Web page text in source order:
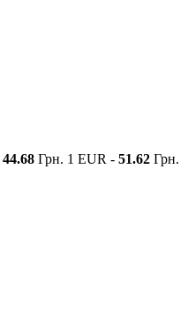
44.68 Грн. 1 EUR - 51.62 Грн.